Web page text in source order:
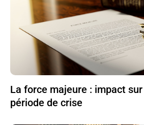
La force majeure : impact
période de crise